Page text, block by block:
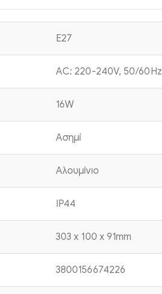
E27
AC: 220-240V, 50/60Hz
16W
Ασημί
Αλουμίνιο
IP44
303 x 100 x 91mm
3800156674226